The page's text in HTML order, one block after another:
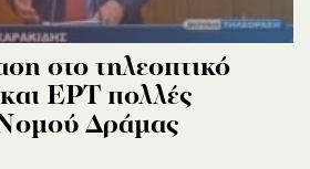
στο τηλεοπτικό
ΕΡΤ πολλές
Δράμας